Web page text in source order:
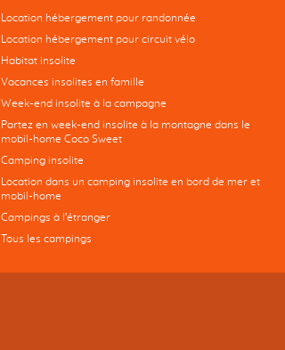
Location hébergement pour randonnée
Location hébergement pour circuit vélo
Habitat insolite
Vacances insolites en famille
Week-end insolite à la campagne
Partez en week-end insolite à la montagne dans le
mobil-home Coco Sweet
Camping insolite
Location dans un camping insolite en bord de mer et
mobil-home
Campings à l’étranger
Tous les campings